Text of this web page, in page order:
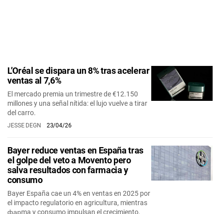
L’Oréal se dispara un 8% tras acelerar
ventas al 7,6%
El mercado premia un trimestre de €12.150
millones y una señal nítida: el lujo vuelve a tirar
del carro.
JESSE DEGN 23/04/26
Bayer reduce ventas en España tras
el golpe del veto a Movento pero
salva resultados con farmacia y
consumo
Bayer España cae un 4% en ventas en 2025 por
el impacto regulatorio en agricultura, mientras
фарma y consumo impulsan el crecimiento.